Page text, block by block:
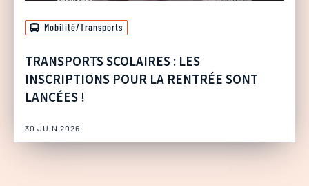
Mobilité/Transports
TRANSPORTS SCOLAIRES : LES
INSCRIPTIONS POUR LA RENTRÉE SONT
LANCÉES !
30 JUIN 2026